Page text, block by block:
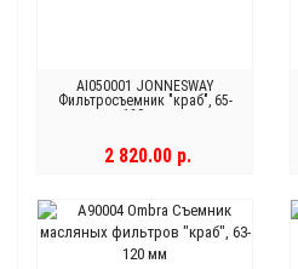
AI050001 JONNESWAY
Фильтросъемник "краб", 65-
120 мм
2 820.00 р.